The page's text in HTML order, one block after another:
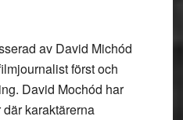
av David Michód
först och
David Mochód har
karaktärerna